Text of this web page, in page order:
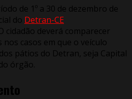
de 1º a 30 de dezembro de
do Detran-CE
cidadão deverá comparecer
casos em que o veículo
pátios do Detran, seja Capital
órgão.